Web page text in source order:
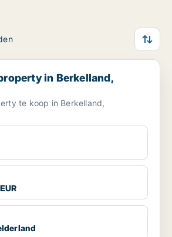
in Berkelland, Gelderland
in Berkelland,
te koop in Berkelland,